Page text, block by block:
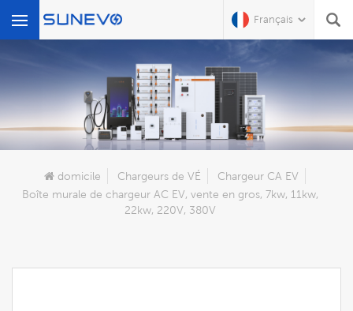
Français
Que Cherchez-Vous?
domicile Chargeurs de VÉ
Chargeur CA EV
Boîte murale de chargeur AC EV, vente en gros, 7kw, 11kw,
22kw, 220V, 380V